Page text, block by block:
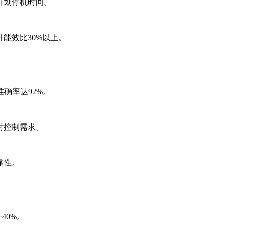
停机时间。
效比30%以上。
率达92%。
制需求。
。
。